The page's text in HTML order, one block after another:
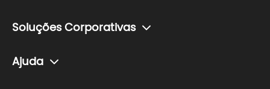
Pessoa Jurídica (e-CNPJ)
Cartão (Mídia Criptográfica)
Soluções Corporativas
Ajuda